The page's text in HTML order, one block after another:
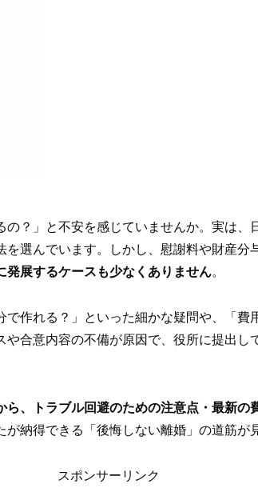
？」と不安を感じていませんか。実は
選んでいます。しかし、慰謝料や財産
発展するケースも少なくありません。
作れる？」といった細かな疑問や、「
合意内容の不備が原因で、役所に提出
、トラブル回避のための注意点・最新
納得できる「後悔しない離婚」の道筋が
スポンサーリンク